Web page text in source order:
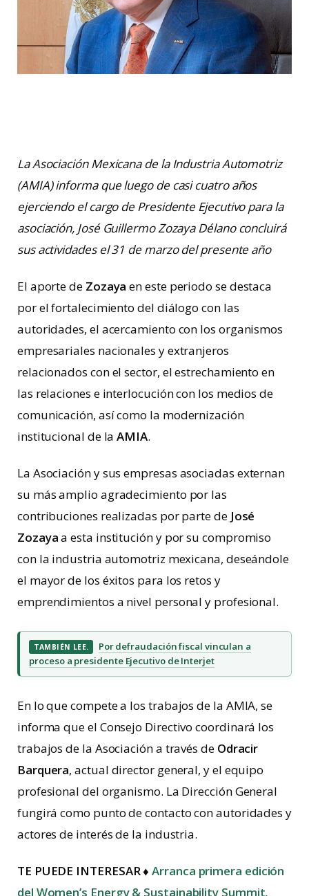
La Asociación Mexicana de la Industria Automotriz
(AMIA) informa que luego de casi cuatro años
ejerciendo el cargo de Presidente Ejecutivo para la
asociación, José Guillermo Zozaya Délano concluirá
sus actividades el 31 de marzo del presente año
El aporte de Zozaya en este periodo se destaca
por el fortalecimiento del diálogo con las
autoridades, el acercamiento con los organismos
empresariales nacionales y extranjeros
relacionados con el sector, el estrechamiento en
las relaciones e interlocución con los medios de
comunicación, así como la modernización
institucional de laAMIA.
La Asociación y sus empresas asociadas externan
su más amplio agradecimiento por las
contribuciones realizadas por parte de José
Zozayaa esta institución y por su compromiso
con la industria automotriz mexicana, deseándole
el mayor de los éxitos para los retos y
emprendimientos a nivel personal y profesional.
TAMBIÉN LEE.
Por defraudación fiscal vinculan a
proceso a presidente Ejecutivo de Interjet
En lo que compete a los trabajos de la AMIA, se
informa que el Consejo Directivo coordinará los
trabajos de la Asociación a través de Odracir
Barquera, actual director general, y el equipo
profesional del organismo. La Dirección General
fungirá como punto de contacto con autoridades y
actores de interés de la industria.
TE PUEDE INTERESAR ♦Arranca primera edición
del Women’s Energy & Sustainability Summit,